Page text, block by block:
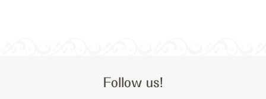
Follow us!